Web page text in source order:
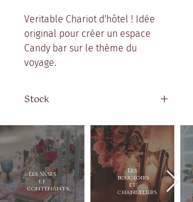
Veritable Chariot d'hôtel ! Idée
original pour créer un espace
Candy bar sur le thème du
voyage.
Stock
Quantité disponible : 1
Les Vases
et
contenants
Les
bougeoirs
et
chandeliers